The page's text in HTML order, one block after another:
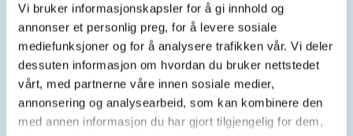
Vi bruker informasjonskapsler for å gi innhold og
annonser et personlig preg, for å levere sosiale
mediefunksjoner og for å analysere trafikken vår. Vi deler
dessuten informasjon om hvordan du bruker nettstedet
vårt, med partnerne våre innen sosiale medier,
annonsering og analysearbeid, som kan kombinere den
med annen informasjon du har gjort tilgjengelig for dem,
Fast fredagsmøte i
Ungdomsutvalget SJFF
(SJFFU)